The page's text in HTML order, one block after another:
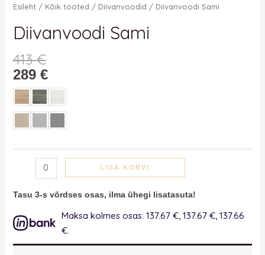
Esileht/ Kõik tooted / Diivanvoodid / Diivanvoodi Sami
Diivanvoodi Sami
413€
289 €
LISA KORVI
Tasu 3-s võrdses osas, ilma ühegi lisatasuta!
Maksa kolmes osas: 137.67 €, 137.67 €, 137.66
€.